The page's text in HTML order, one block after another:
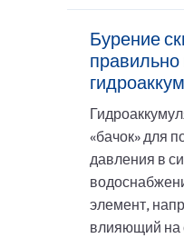
Бурение
«бачок» для
давления в
элемент,
влияющий на